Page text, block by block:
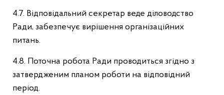
4.7. Відповідальний секретар веде діловодство
Ради, забезпечує вирішення організаційних
питань.
4.8. Поточна робота Ради проводиться згідно з
затвердженим планом роботи на відповідний
період.